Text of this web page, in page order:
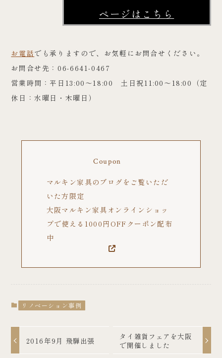
ページはこちら
お電話でも承りますので、お気軽にお問合せください。
お問合せ先：06-6641-0467
営業時間：平日13:00～18:00 土日祝11:00～18:00（定
休日：水曜日・木曜日）
Coupon
マルキン家具のブログをご覧いただ
いた方限定
大阪マルキン家具オンラインショッ
プで使える1000円OFFクーポン配布
中
リノベーション事例
2016年9月 飛騨出張
タイ雑貨フェアを大阪
で開催しました